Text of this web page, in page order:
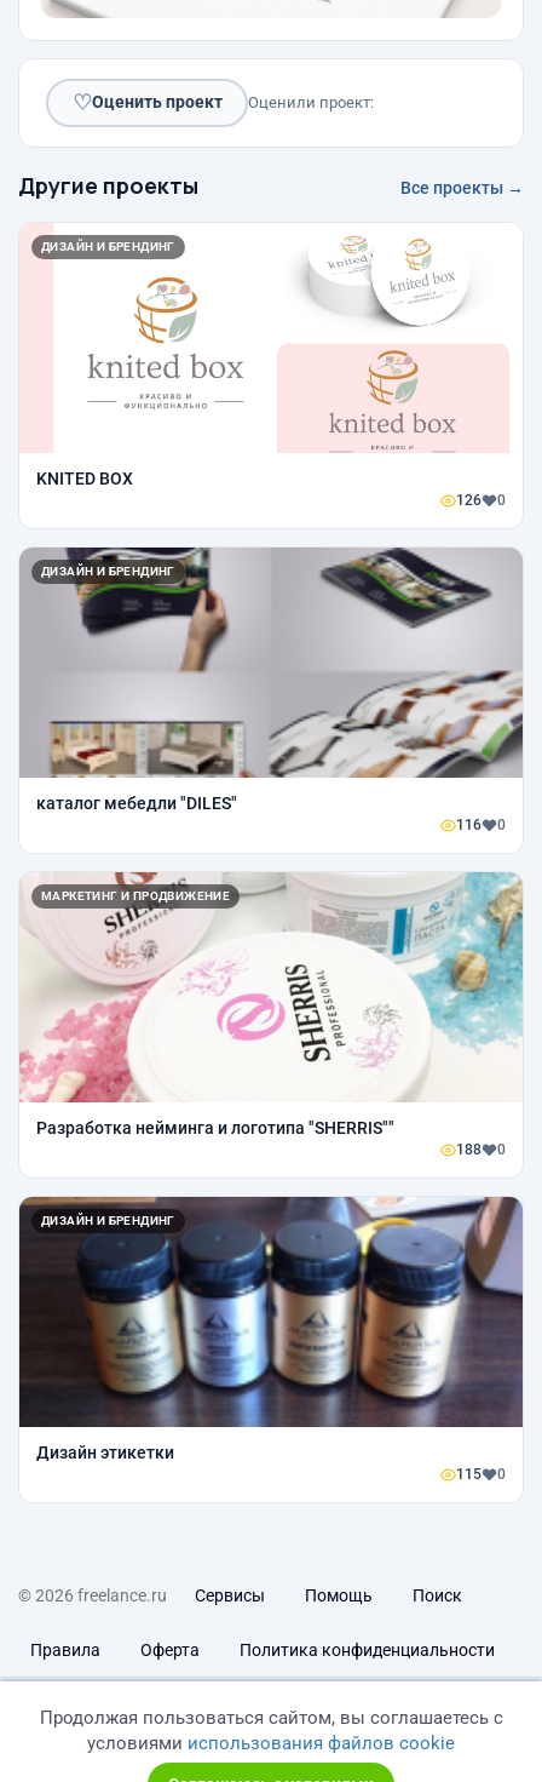
♡Оценить проект Оценили проект:
Другие проекты Все проекты →
ДИЗАЙН И БРЕНДИНГ
KNITED BOX
126 0
ДИЗАЙН И БРЕНДИНГ
каталог мебедли "DILES"
116 0
МАРКЕТИНГ И ПРОДВИЖЕНИЕ
Разработка нейминга и логотипа "SHERRIS""
188 0
ДИЗАЙН И БРЕНДИНГ
Дизайн этикетки
115 0
© 2026 freelance.ru Сервисы Помощь Поиск
Правила Оферта Политика конфиденциальности
Продолжая пользоваться сайтом, вы соглашаетесь с
условиями использования файлов cookie